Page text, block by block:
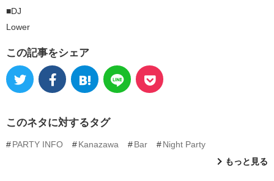
■DJ
Lower
この記事をシェア
このネタに対するタグ
PARTY INFO Kanazawa Bar
Night Party
もっと見る